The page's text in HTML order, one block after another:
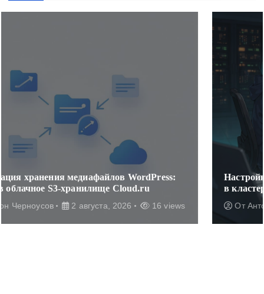
Настройка ProxySQL для распределения запросов
в кластере MySQL
ОтАнтон Черноусов 2 августа, 2026 17 views